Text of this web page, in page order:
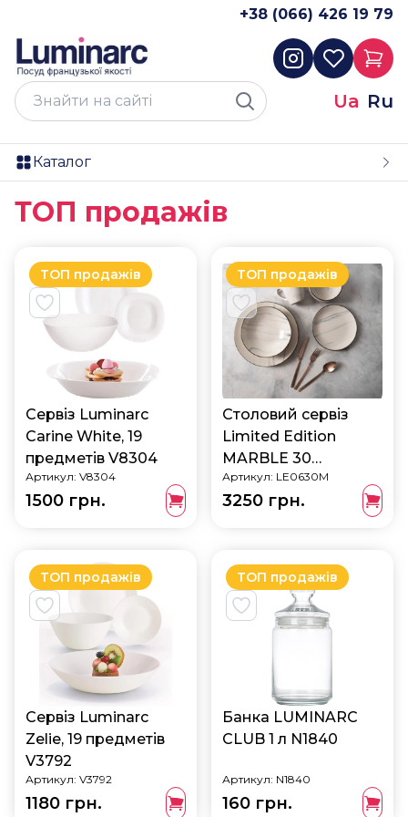
+38 (066) 426 19 79
Ua Ru
Каталог
ТОП продажів
ТОП продажів
Сервіз Luminarc
Carine White, 19
предметів V8304
Артикул: V8304
1500 грн.
ТОП продажів
Столовий сервіз
Limited Edition
MARBLE 30
предметів
(LE0630M)
Артикул: LE0630M
3250 грн.
ТОП продажів
Сервіз Luminarc
Zelie, 19 предметів
V3792
Артикул: V3792
1180 грн.
ТОП продажів
Банка LUMINARC
CLUB 1 л N1840
Артикул: N1840
160 грн.